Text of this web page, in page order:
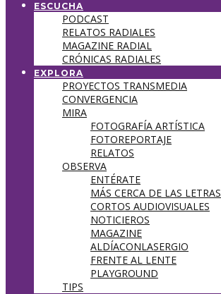
ESCUCHA
PODCAST
RELATOS RADIALES
MAGAZINE RADIAL
CRÓNICAS RADIALES
EXPLORA
PROYECTOS TRANSMEDIA
CONVERGENCIA
MIRA
FOTOGRAFÍA ARTÍSTICA
FOTOREPORTAJE
RELATOS
OBSERVA
ENTÉRATE
MÁS CERCA DE LAS LETRAS
CORTOS AUDIOVISUALES
NOTICIEROS
MAGAZINE
ALDÍACONLASERGIO
FRENTE AL LENTE
PLAYGROUND
TIPS